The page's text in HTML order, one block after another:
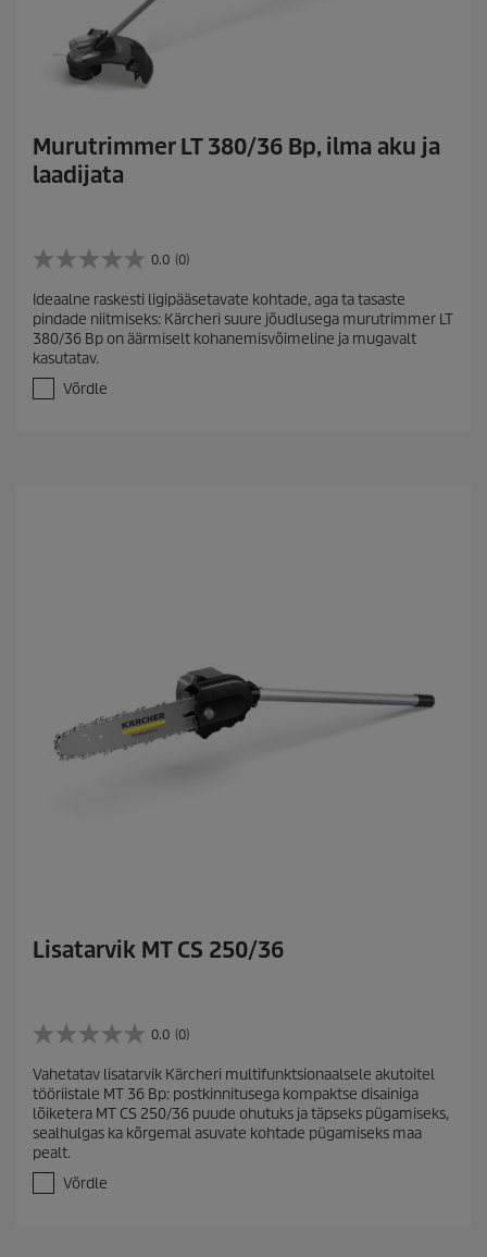
Murutrimmer LT 380/36 Bp, ilma aku ja
laadijata
0.0 (0)
0
0
/
5
t
h
Ideaalne raskesti ligipääsetavate kohtade, aga ta tasaste
pindade niitmiseks: Kärcheri suure jõudlusega murutrimmer LT
380/36 Bp on äärmiselt kohanemisvõimeline ja mugavalt
kasutatav.
Võrdle
Lisatarvik MT CS 250/36
0.0 (0)
0
0
/
5
t
ä
e
Vahetatav lisatarvik Kärcheri multifunktsionaalsele akutoitel
tööriistale MT 36 Bp: postkinnitusega kompaktse disainiga
lõiketera MT CS 250/36 puude ohutuks ja täpseks pügamiseks,
sealhulgas ka kõrgemal asuvate kohtade pügamiseks maa
pealt.
Võrdle